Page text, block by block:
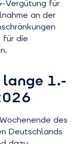
Vergütung für
an der
für die
lange 1.-
des
Deutschlands